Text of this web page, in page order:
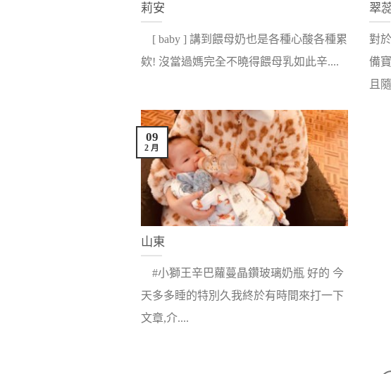
莉安
[ baby ] 講到餵母奶也是各種心酸各種累
欸! 沒當過媽完全不曉得餵母乳如此辛....
翠
對
備
且
山東
#小獅王辛巴蘿蔓晶鑽玻璃奶瓶 好的 今
天多多睡的特別久我終於有時間來打一下
文章,介....
09
2 月